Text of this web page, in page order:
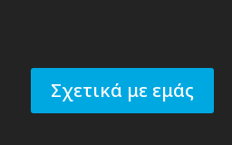
Σχετικά με εμάς